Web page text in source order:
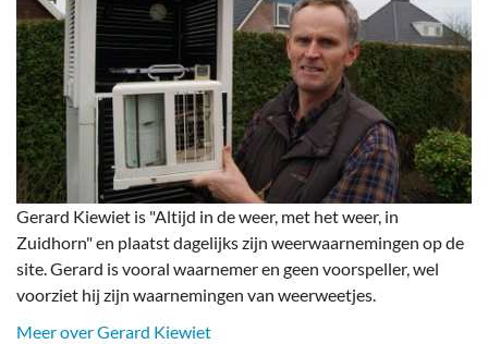
Gerard Kiewiet is "Altijd in de weer, met het weer, in
Zuidhorn" en plaatst dagelijks zijn weerwaarnemingen op de
site. Gerard is vooral waarnemer en geen voorspeller, wel
voorziet hij zijn waarnemingen van weerweetjes.
Meer over Gerard Kiewiet